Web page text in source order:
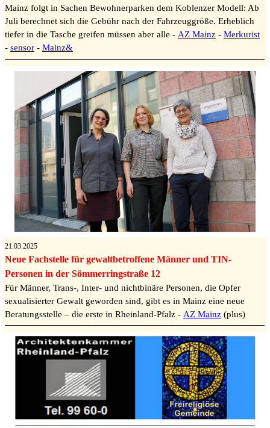
Mainz folgt in Sachen Bewohnerparken dem Koblenzer Modell: Ab
Juli berechnet sich die Gebühr nach der Fahrzeuggröße. Erheblich
tiefer in die Tasche greifen müssen aber alle - AZ Mainz - Merkurist
- sensor - Mainz&
21.03.2025
Neue Fachstelle für gewaltbetroffene Männer und TIN-
Personen in der Sömmerringstraße 12
Für Männer, Trans-, Inter- und nichtbinäre Personen, die Opfer
sexualisierter Gewalt geworden sind, gibt es in Mainz eine neue
Beratungsstelle – die erste in Rheinland-Pfalz - AZ Mainz (plus)